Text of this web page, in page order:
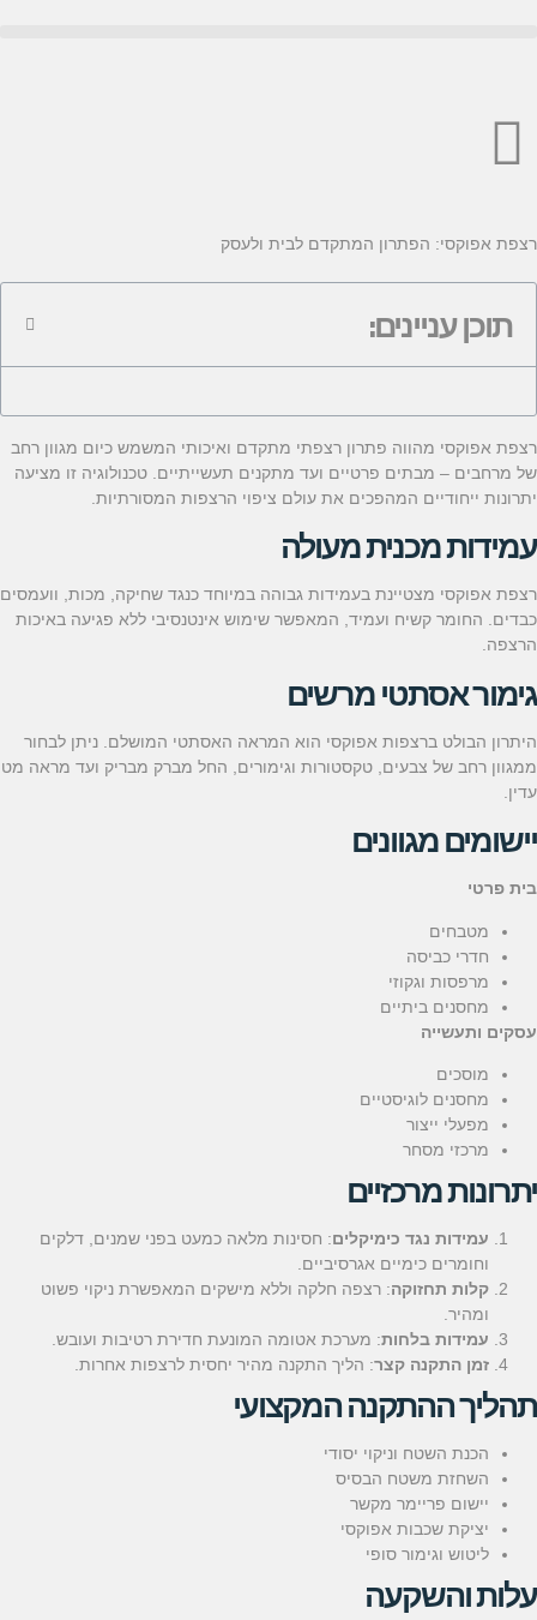
רצפת אפוקסי: הפתרון המתקדם לבית ולעסק
תוכן עניינים:
רצפת אפוקסי מהווה פתרון רצפתי מתקדם ואיכותי המשמש כיום מגוון רחב
של מרחבים – מבתים פרטיים ועד מתקנים תעשייתיים. טכנולוגיה זו מציעה
יתרונות ייחודיים המהפכים את עולם ציפוי הרצפות המסורתיות.
עמידות מכנית מעולה
רצפת אפוקסי מצטיינת בעמידות גבוהה במיוחד כנגד שחיקה, מכות, וועמסים
כבדים. החומר קשיח ועמיד, המאפשר שימוש אינטנסיבי ללא פגיעה באיכות
הרצפה.
גימור אסתטי מרשים
היתרון הבולט ברצפות אפוקסי הוא המראה האסתטי המושלם. ניתן לבחור
ממגוון רחב של צבעים, טקסטורות וגימורים, החל מברק מבריק ועד מראה מט
עדין.
יישומים מגוונים
בית פרטי
מטבחים
חדרי כביסה
מרפסות וגקוזי
מחסנים ביתיים
עסקים ותעשייה
מוסכים
מחסנים לוגיסטיים
מפעלי ייצור
מרכזי מסחר
יתרונות מרכזיים
עמידות נגד כימיקלים: חסינות מלאה כמעט בפני שמנים, דלקים
וחומרים כימיים אגרסיביים.
קלות תחזוקה: רצפה חלקה וללא מישקים המאפשרת ניקוי פשוט
ומהיר.
עמידות בלחות: מערכת אטומה המונעת חדירת רטיבות ועובש.
זמן התקנה קצר: הליך התקנה מהיר יחסית לרצפות אחרות.
תהליך ההתקנה המקצועי
הכנת השטח וניקוי יסודי
השחזת משטח הבסיס
יישום פריימר מקשר
יציקת שכבות אפוקסי
ליטוש וגימור סופי
עלות והשקעה